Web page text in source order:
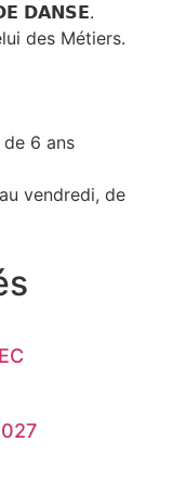
𝗗𝗔𝗡𝗦𝗘.
des Métiers.
6 ans
vendredi, de